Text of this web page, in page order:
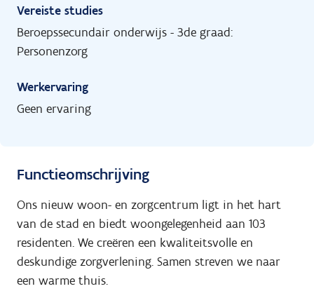
Vereiste studies
Beroepssecundair onderwijs - 3de graad:
Personenzorg
Werkervaring
Geen ervaring
Functieomschrijving
Ons nieuw woon- en zorgcentrum ligt in het hart
van de stad en biedt woongelegenheid aan 103
residenten. We creëren een kwaliteitsvolle en
deskundige zorgverlening. Samen streven we naar
een warme thuis.